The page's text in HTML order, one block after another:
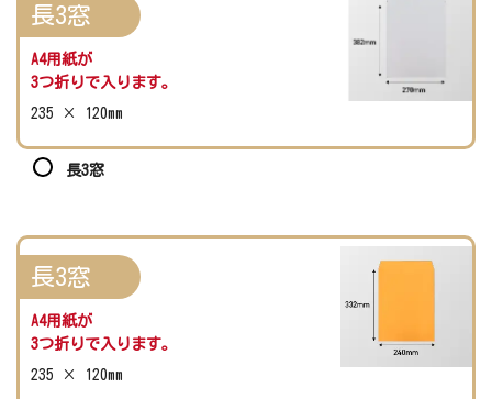
長3窓
A4用紙が
3つ折りで入ります。
235 × 120mm
長3窓
長3窓
A4用紙が
3つ折りで入ります。
235 × 120mm